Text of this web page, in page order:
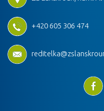
+420 605 306 474